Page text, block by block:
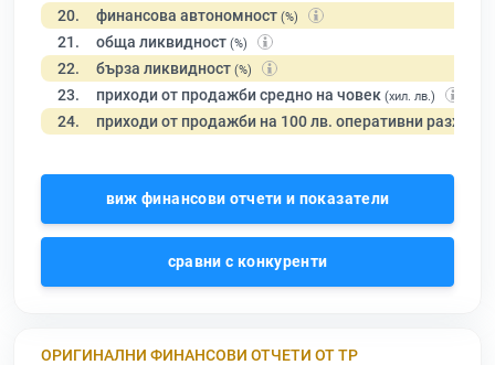
20. финансова автономност (%)
21. обща ликвидност (%)
22. бърза ликвидност (%)
23. приходи от продажби средно на човек (хил. лв.)
24. приходи от продажби на 100 лв. оперативни разходи
виж финансови отчети и показатели
сравни с конкуренти
ОРИГИНАЛНИ ФИНАНСОВИ ОТЧЕТИ ОТ ТР